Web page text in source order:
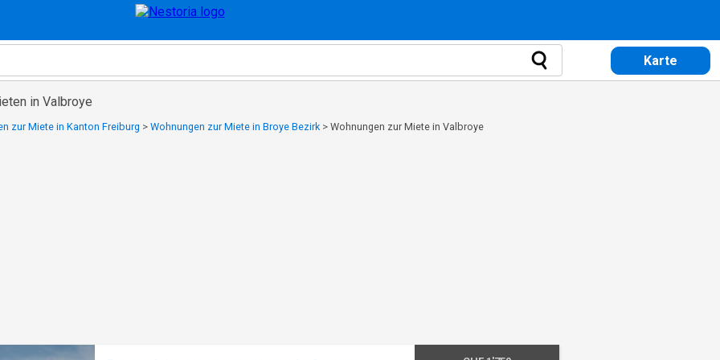
Karte
in Valbroye
zur Miete in Kanton Freiburg > Wohnungen zur Miete in Broye Bezirk > Wohnungen zur Miete in Valbroye